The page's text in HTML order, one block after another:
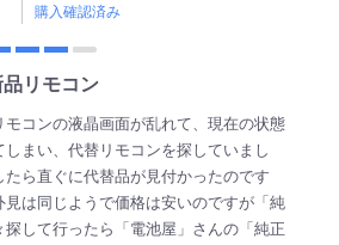
購入確認済み
リモコン
モコンの液晶画面が乱れて、現在の状態
まい、代替リモコンを探していまし
たら直ぐに代替品が見付かったのです
見は同じようで価格は安いのですが「純
して行ったら「電池屋」さんの「純正